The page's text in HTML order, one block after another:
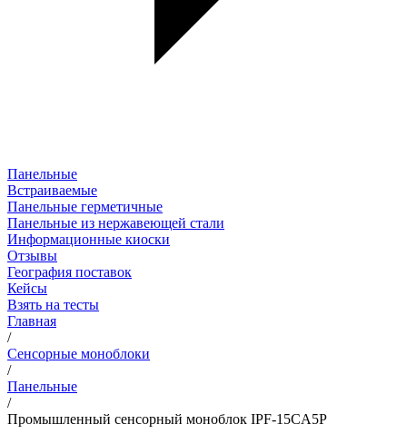
Панельные
Встраиваемые
Панельные герметичные
Панельные из нержавеющей стали
Информационные киоски
Отзывы
География поставок
Кейсы
Взять на тесты
Главная
/
Сенсорные моноблоки
/
Панельные
/
Промышленный сенсорный моноблок IPF-15CA5P